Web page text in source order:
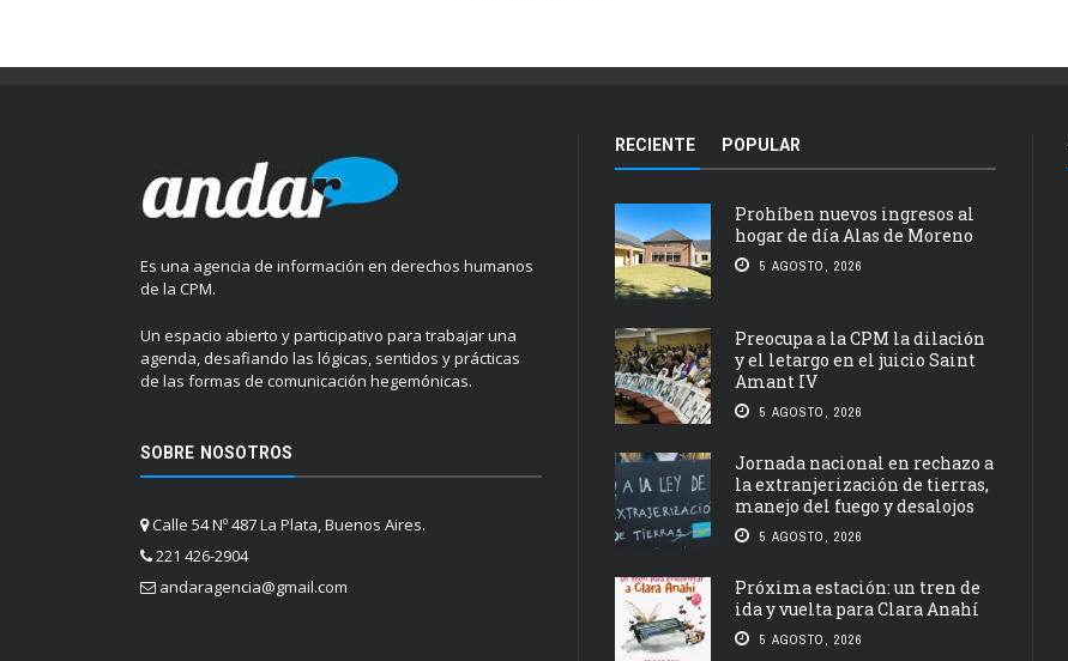
Es una agencia de información en derechos humanos
de la CPM.
Un espacio abierto y participativo para trabajar una
agenda, desafiando las lógicas, sentidos y prácticas
de las formas de comunicación hegemónicas.
SOBRE NOSOTROS
Calle 54 Nº 487 La Plata, Buenos Aires.
221 426-2904
andaragencia@gmail.com
RECIENTE POPULAR
Prohíben nuevos ingresos al
hogar de día Alas de Moreno
5 AGOSTO, 2026
Preocupa a la CPM la dilación
y el letargo en el juicio Saint
Amant IV
5 AGOSTO, 2026
Jornada nacional en rechazo a
la extranjerización de tierras,
manejo del fuego y desalojos
5 AGOSTO, 2026
Próxima estación: un tren de
ida y vuelta para Clara Anahí
5 AGOSTO, 2026